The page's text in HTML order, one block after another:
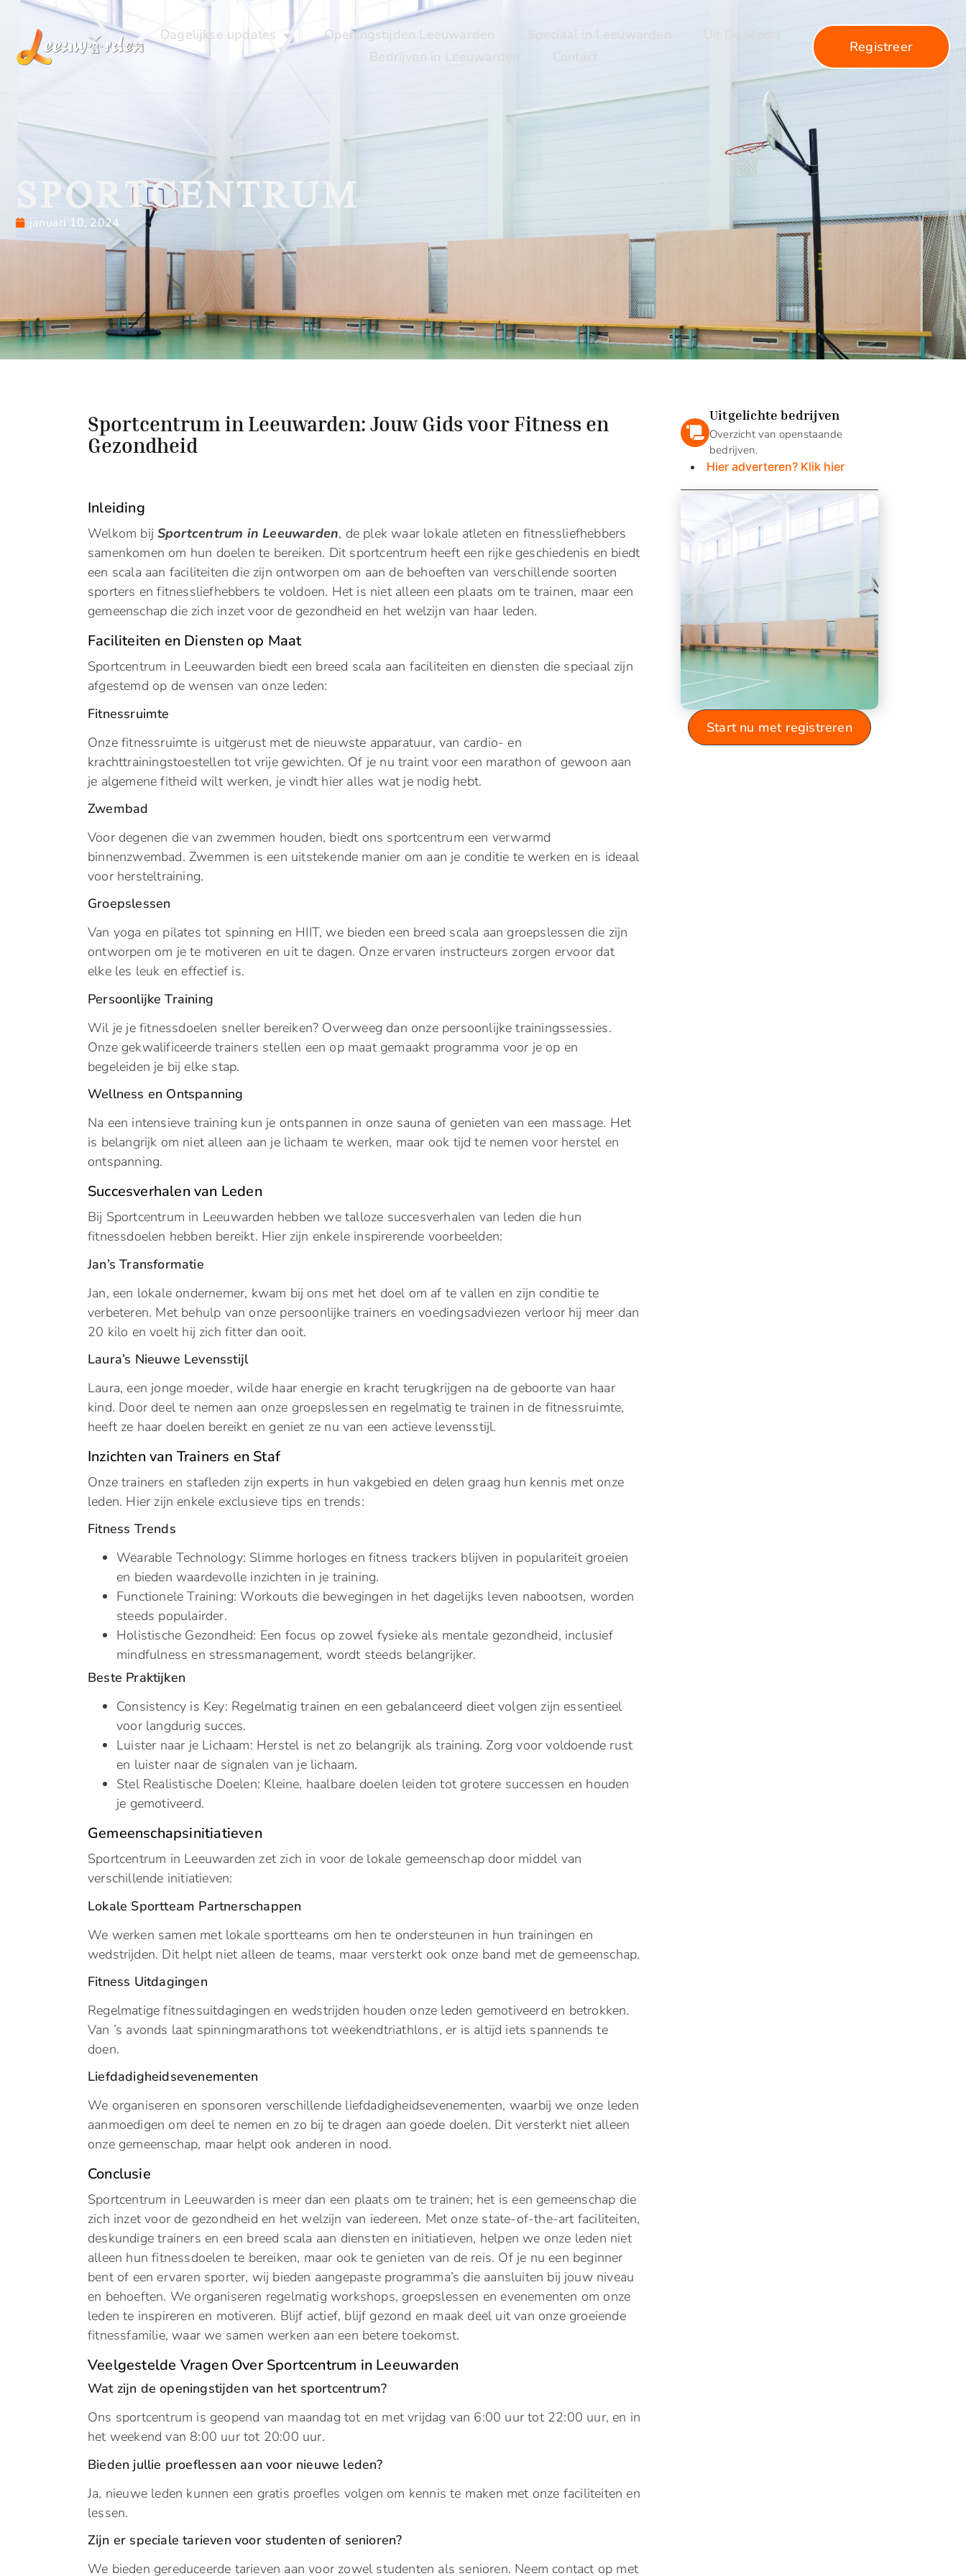
Dagelijkse updates Openingstijden Leeuwarden Speciaal in Leeuwarden
Uit De Media
Bedrijven in Leeuwarden
Contact
Registreer
SPORTCENTRUM
januari 10, 2024
Sportcentrum in Leeuwarden: Jouw Gids voor Fitness en
Gezondheid
Inleiding
Welkom bij Sportcentrum in Leeuwarden, de plek waar lokale atleten en fitnessliefhebbers
samenkomen om hun doelen te bereiken. Dit sportcentrum heeft een rijke geschiedenis en biedt
een scala aan faciliteiten die zijn ontworpen om aan de behoeften van verschillende soorten
sporters en fitnessliefhebbers te voldoen. Het is niet alleen een plaats om te trainen, maar een
gemeenschap die zich inzet voor de gezondheid en het welzijn van haar leden.
Faciliteiten en Diensten op Maat
Sportcentrum in Leeuwarden biedt een breed scala aan faciliteiten en diensten die speciaal zijn
afgestemd op de wensen van onze leden:
Fitnessruimte
Onze fitnessruimte is uitgerust met de nieuwste apparatuur, van cardio- en
krachttrainingstoestellen tot vrije gewichten. Of je nu traint voor een marathon of gewoon aan
je algemene fitheid wilt werken, je vindt hier alles wat je nodig hebt.
Zwembad
Voor degenen die van zwemmen houden, biedt ons sportcentrum een verwarmd
binnenzwembad. Zwemmen is een uitstekende manier om aan je conditie te werken en is ideaal
voor hersteltraining.
Groepslessen
Van yoga en pilates tot spinning en HIIT, we bieden een breed scala aan groepslessen die zijn
ontworpen om je te motiveren en uit te dagen. Onze ervaren instructeurs zorgen ervoor dat
elke les leuk en effectief is.
Persoonlijke Training
Wil je je fitnessdoelen sneller bereiken? Overweeg dan onze persoonlijke trainingssessies.
Onze gekwalificeerde trainers stellen een op maat gemaakt programma voor je op en
begeleiden je bij elke stap.
Wellness en Ontspanning
Na een intensieve training kun je ontspannen in onze sauna of genieten van een massage. Het
is belangrijk om niet alleen aan je lichaam te werken, maar ook tijd te nemen voor herstel en
ontspanning.
Succesverhalen van Leden
Bij Sportcentrum in Leeuwarden hebben we talloze succesverhalen van leden die hun
fitnessdoelen hebben bereikt. Hier zijn enkele inspirerende voorbeelden:
Jan’s Transformatie
Jan, een lokale ondernemer, kwam bij ons met het doel om af te vallen en zijn conditie te
verbeteren. Met behulp van onze persoonlijke trainers en voedingsadviezen verloor hij meer dan
20 kilo en voelt hij zich fitter dan ooit.
Laura’s Nieuwe Levensstijl
Laura, een jonge moeder, wilde haar energie en kracht terugkrijgen na de geboorte van haar
kind. Door deel te nemen aan onze groepslessen en regelmatig te trainen in de fitnessruimte,
heeft ze haar doelen bereikt en geniet ze nu van een actieve levensstijl.
Inzichten van Trainers en Staf
Onze trainers en stafleden zijn experts in hun vakgebied en delen graag hun kennis met onze
leden. Hier zijn enkele exclusieve tips en trends:
Fitness Trends
Wearable Technology: Slimme horloges en fitness trackers blijven in populariteit groeien
en bieden waardevolle inzichten in je training.
Functionele Training: Workouts die bewegingen in het dagelijks leven nabootsen, worden
steeds populairder.
Holistische Gezondheid: Een focus op zowel fysieke als mentale gezondheid, inclusief
mindfulness en stressmanagement, wordt steeds belangrijker.
Beste Praktijken
Consistency is Key: Regelmatig trainen en een gebalanceerd dieet volgen zijn essentieel
voor langdurig succes.
Luister naar je Lichaam: Herstel is net zo belangrijk als training. Zorg voor voldoende rust
en luister naar de signalen van je lichaam.
Stel Realistische Doelen: Kleine, haalbare doelen leiden tot grotere successen en houden
je gemotiveerd.
Gemeenschapsinitiatieven
Sportcentrum in Leeuwarden zet zich in voor de lokale gemeenschap door middel van
verschillende initiatieven:
Lokale Sportteam Partnerschappen
We werken samen met lokale sportteams om hen te ondersteunen in hun trainingen en
wedstrijden. Dit helpt niet alleen de teams, maar versterkt ook onze band met de gemeenschap.
Fitness Uitdagingen
Regelmatige fitnessuitdagingen en wedstrijden houden onze leden gemotiveerd en betrokken.
Van ’s avonds laat spinningmarathons tot weekendtriathlons, er is altijd iets spannends te
doen.
Liefdadigheidsevenementen
We organiseren en sponsoren verschillende liefdadigheidsevenementen, waarbij we onze leden
aanmoedigen om deel te nemen en zo bij te dragen aan goede doelen. Dit versterkt niet alleen
onze gemeenschap, maar helpt ook anderen in nood.
Conclusie
Sportcentrum in Leeuwarden is meer dan een plaats om te trainen; het is een gemeenschap die
zich inzet voor de gezondheid en het welzijn van iedereen. Met onze state-of-the-art faciliteiten,
deskundige trainers en een breed scala aan diensten en initiatieven, helpen we onze leden niet
alleen hun fitnessdoelen te bereiken, maar ook te genieten van de reis. Of je nu een beginner
bent of een ervaren sporter, wij bieden aangepaste programma’s die aansluiten bij jouw niveau
en behoeften. We organiseren regelmatig workshops, groepslessen en evenementen om onze
leden te inspireren en motiveren. Blijf actief, blijf gezond en maak deel uit van onze groeiende
fitnessfamilie, waar we samen werken aan een betere toekomst.
Veelgestelde Vragen Over Sportcentrum in Leeuwarden
Wat zijn de openingstijden van het sportcentrum?
Ons sportcentrum is geopend van maandag tot en met vrijdag van 6:00 uur tot 22:00 uur, en in
het weekend van 8:00 uur tot 20:00 uur.
Bieden jullie proeflessen aan voor nieuwe leden?
Ja, nieuwe leden kunnen een gratis proefles volgen om kennis te maken met onze faciliteiten en
lessen.
Zijn er speciale tarieven voor studenten of senioren?
We bieden gereduceerde tarieven aan voor zowel studenten als senioren. Neem contact op met
Uitgelichte bedrijven
Overzicht van openstaande
bedrijven.
Hier adverteren? Klik hier
Start nu met registreren